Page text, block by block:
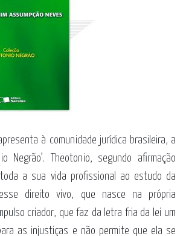
à comunidade jurídica brasileira, a
Negrão’. Theotonio, segundo afirmação
a sua vida profissional ao estudo da
direito vivo, que nasce na própria
criador, que faz da letra fria da lei um
as injustiças e não permite que ela se